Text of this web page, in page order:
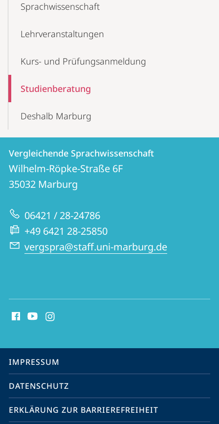
Sprachwissenschaft
Lehr­veranstaltungen
Kurs- und Prüfungsanmeldung
Studienberatung
Deshalb Marburg
Kontakt
und
Informationen
zur
Website
Kontaktinformationen
Vergleichende
Sprachwissenschaft
Vergleichende Sprachwissenschaft
Wilhelm-Röpke-Straße 6F
35032 Marburg
06421 / 28-24786
+49 6421 28-25850
vergspra@staff.uni-marburg.de
Media
Service-
Navigation
IMPRESSUM
DATENSCHUTZ
ERKLÄRUNG ZUR BARRIEREFREIHEIT